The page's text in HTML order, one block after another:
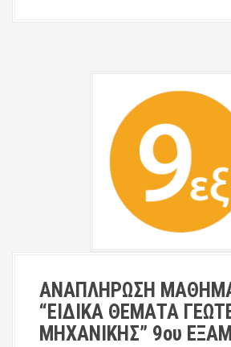
ΑΝΑΠΛΗΡΩΣΗ
“ΕΙΔΙΚΑ ΘΕΜΑΤΑ
ΜΗΧΑΝΙΚΗΣ” 9ου